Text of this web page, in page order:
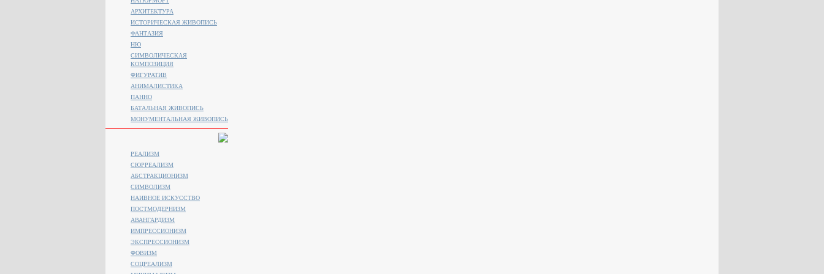
АРХИТЕКТУРА
ИСТОРИЧЕСКАЯ ЖИВОПИСЬ
ФАНТАЗИЯ
НЮ
СИМВОЛИЧЕСКАЯ
КОМПОЗИЦИЯ
ФИГУРАТИВ
АНИМАЛИСТИКA
ПАННО
БАТАЛЬНАЯ ЖИВОПИСЬ
МОНУМЕНТАЛЬНАЯ ЖИВОПИСЬ
РЕАЛИЗМ
СЮРРЕАЛИЗМ
АБСТРАКЦИОНИЗМ
СИМВОЛИЗМ
НАИВНОЕ ИСКУССТВО
ПОСТМОДЕРНИЗМ
АВАНГАРДИЗМ
ИМПРЕССИОНИЗМ
ЭКСПРЕССИОНИЗМ
ФОВИЗМ
СОЦРЕАЛИЗМ